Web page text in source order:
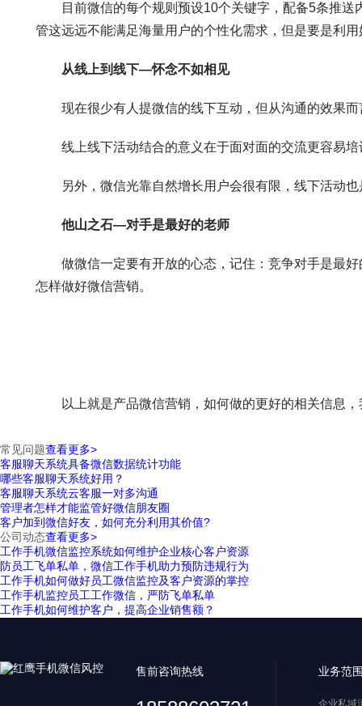
目前微信的每个规则预设10个关键字，配备5条推送
管这远远不能满足海量用户的个性化需求，但是要是利
从线上到线下—怀念不如相见
现在很少有人提微信的线下互动，但从沟通的效果而
线上线下活动结合的意义在于面对面的交流更容易培
另外，微信光靠自然增长用户会很有限，线下活动也
他山之石—对手是最好的老师
做微信一定要有开放的心态，记住：竞争对手是最好
怎样做好微信营销。
以上就是产品微信营销，如何做的更好的相关信息，
常见问题查看更多>
客服聊天系统具备微信数据统计功能
哪些客服聊天系统好用？
客服聊天系统云客服一对多沟通
管理者怎样才能监管好微信朋友圈
客户加到微信好友，如何充分利用其价值?
公司动态查看更多>
工作手机微信监控系统如何维护企业核心客户资源
防员工飞单私单，微信工作手机助力预防违规行为
工作手机如何做好员工微信监控及客户资源的掌控
工作手机监控员工工作微信，严防飞单私单
工作手机如何维护客户，提高企业销售额？
售前咨询热线 业务范
企业私域